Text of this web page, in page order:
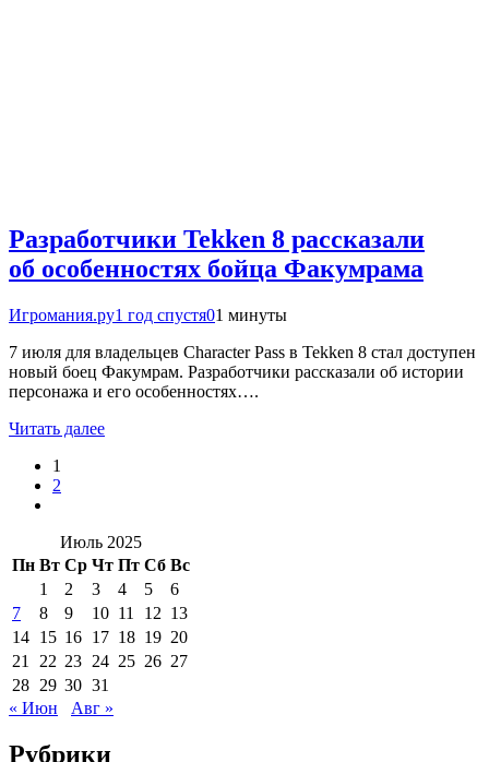
Разработчики Tekken 8 рассказали
об особенностях бойца Факумрама
Игромания.ру1 год спустя01 минуты
7 июля для владельцев Character Pass в Tekken 8 стал доступен
новый боец Факумрам. Разработчики рассказали об истории
персонажа и его особенностях….
Читать далее
1
2
Июль 2025
Пн Вт Ср Чт Пт Сб Вс
1
2 3 4 5
6
7
8 9 10 11 12 13
14 15 16 17 18 19 20
21
22 23 24 25 26 27
28 29 30 31
« Июн
Авг »
Рубрики